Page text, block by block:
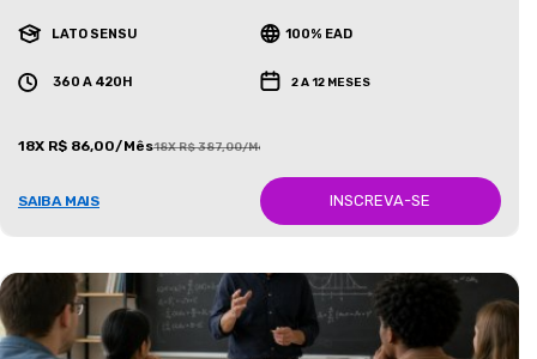
LATO SENSU 100% EAD
360 A 420H 2 A 12 MESES
18X R$ 86,00/Mês18X R$ 387,00/Mês
SAIBA MAIS INSCREVA-SE